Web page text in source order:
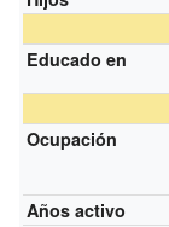
Educado en
Ocupación
Años activo